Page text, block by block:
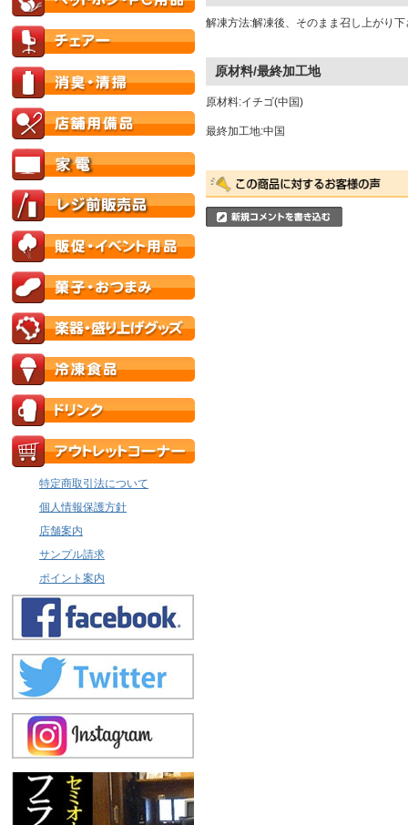
特定商取引法について
個人情報保護方針
店舗案内
サンプル請求
ポイント案内
解凍方法:解凍後、そのまま召し上がり下
原材料/最終加工地
原材料:イチゴ(中国)
最終加工地:中国